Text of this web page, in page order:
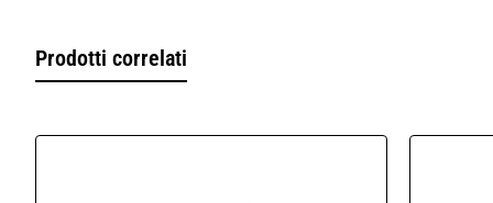
Prodotti correlati